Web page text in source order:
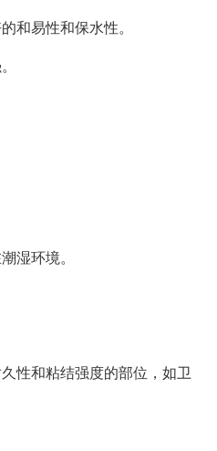
和易性和保水性。
湿环境。
性和粘结强度的部位，如卫